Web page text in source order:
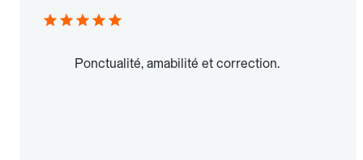
Ponctualité, amabilité et correction.